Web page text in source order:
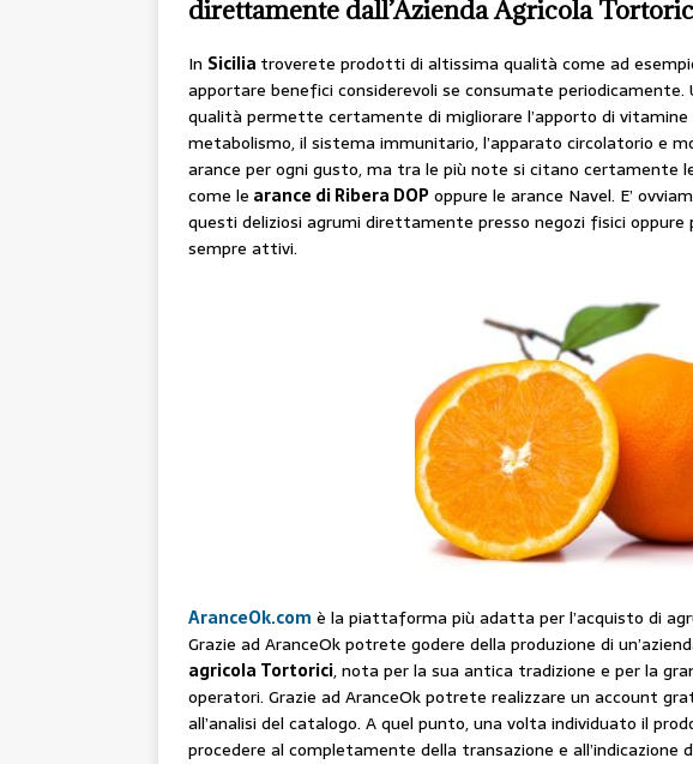
direttamente dall’Azienda Agricola
In Sicilia troverete prodotti di altissima qualità come ad
apportare benefici considerevoli se consumate periodicamente.
qualità permette certamente di migliorare l’apporto di vitamine
metabolismo, il sistema immunitario, l’apparato circolatorio e
arance per ogni gusto, ma tra le più note si citano certamente
come le arance di Ribera DOP oppure le arance Navel. E’
questi deliziosi agrumi direttamente presso negozi fisici oppure
sempre attivi.
AranceOk.com è la piattaforma più adatta per l’acquisto di
Grazie ad AranceOk potrete godere della produzione di
agricola Tortorici, nota per la sua antica tradizione e per la
operatori. Grazie ad AranceOk potrete realizzare un account
all’analisi del catalogo. A quel punto, una volta individuato il
procedere al completamente della transazione e all’indicazione